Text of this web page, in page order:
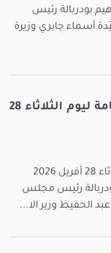
بودربالة رئيس
أسماء جابري وزيرة
ملخّص فعاليات الجلسة العامة ليوم الثلاثاء 28
عقد مجلس نواب الشعب اليوم الثلاثاء 28 أفريل 2026
رئيس مجلس
الحفيظ وزير الا...